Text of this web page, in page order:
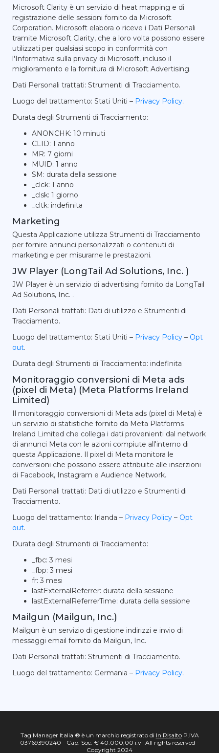
Microsoft Clarity è un servizio di heat mapping e di
registrazione delle sessioni fornito da Microsoft
Corporation. Microsoft elabora o riceve i Dati Personali
tramite Microsoft Clarity, che a loro volta possono essere
utilizzati per qualsiasi scopo in conformità con
l'Informativa sulla privacy di Microsoft, incluso il
miglioramento e la fornitura di Microsoft Advertising.
Dati Personali trattati: Strumenti di Tracciamento.
Luogo del trattamento: Stati Uniti – Privacy Policy.
Durata degli Strumenti di Tracciamento:
ANONCHK: 10 minuti
CLID: 1 anno
MR: 7 giorni
MUID: 1 anno
SM: durata della sessione
_clck: 1 anno
_clsk: 1 giorno
_cltk: indefinita
Marketing
Questa Applicazione utilizza Strumenti di Tracciamento
per fornire annunci personalizzati o contenuti di
marketing e per misurarne le prestazioni.
JW Player (LongTail Ad Solutions, Inc. )
JW Player è un servizio di advertising fornito da LongTail
Ad Solutions, Inc. .
Dati Personali trattati: Dati di utilizzo e Strumenti di
Tracciamento.
Luogo del trattamento: Stati Uniti – Privacy Policy – Opt
out.
Durata degli Strumenti di Tracciamento: indefinita
Monitoraggio conversioni di Meta ads
(pixel di Meta) (Meta Platforms Ireland
Limited)
Il monitoraggio conversioni di Meta ads (pixel di Meta) è
un servizio di statistiche fornito da Meta Platforms
Ireland Limited che collega i dati provenienti dal network
di annunci Meta con le azioni compiute all'interno di
questa Applicazione. Il pixel di Meta monitora le
conversioni che possono essere attribuite alle inserzioni
di Facebook, Instagram e Audience Network.
Dati Personali trattati: Dati di utilizzo e Strumenti di
Tracciamento.
Luogo del trattamento: Irlanda – Privacy Policy – Opt
out.
Durata degli Strumenti di Tracciamento:
_fbc: 3 mesi
_fbp: 3 mesi
fr: 3 mesi
lastExternalReferrer: durata della sessione
lastExternalReferrerTime: durata della sessione
Mailgun (Mailgun, Inc.)
Mailgun è un servizio di gestione indirizzi e invio di
messaggi email fornito da Mailgun, Inc.
Dati Personali trattati: Strumenti di Tracciamento.
Luogo del trattamento: Germania – Privacy Policy.
Tag Manager Italia ® è un marchio registrato di In RisaltoP.IVA
03769390240 - Cap. Soc. € 40.000,00 i.v- All rights reserved -
Copyright 2024